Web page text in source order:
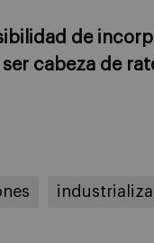
de
cabeza de